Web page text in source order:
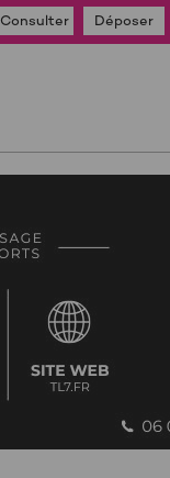
Consulter Déposer